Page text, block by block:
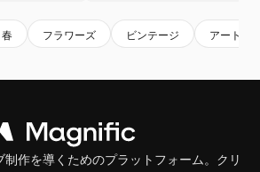
春 フラワーズ ビンテージ アート
作を導くためのプラットフォーム。クリ